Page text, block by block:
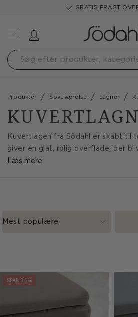
Produkter Soveværelse Lagner
Kuvertlagen fra Södahl er skabt til
giver en glat, rolig overflade, der
Læs mere
SPAR 36%